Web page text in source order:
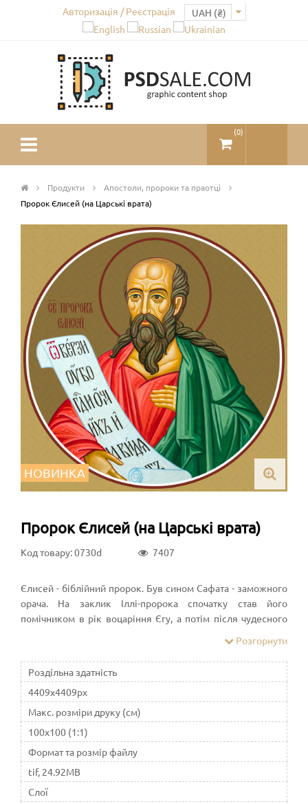
Авторизація / Реєстрація
(0)
Продукти
Апостоли, пророки та праотці
Пророк Єлисей (на Царські врата)
НОВИНКА
Пророк Єлисей (на Царські врата)
Код товару: 0730d 7407
Єлисей - біблійний пророк. Був сином Сафата - заможного
орача. На заклик Іллі-пророка спочатку став його
помічником в рік воцаріння Єгу, а потім після чудесного
Розгорнути
Роздільна здатність
4409x4409px
Макс. розміри друку (см)
100x100 (1:1)
Формат та розмір файлу
tif, 24.92MB
Слої